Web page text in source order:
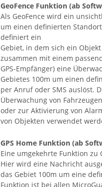
GeoFence Funktion (ab
Als GeoFence wird ein
um einen definierten
definiert ein
Gebiet, in dem sich ein
zusammen mit einem
GPS-Empfänger) eine
Gebietes 100m um einen
per Anruf oder SMS auslöst.
Überwachung von
oder zur Aktivierung von
von Objekten verwendet
GPS Home Funktion (ab
Eine umgekehrte Funktion zu
Hier wird eine Nachricht
das Gebiet 100m um eine
Funktion ist bei allen